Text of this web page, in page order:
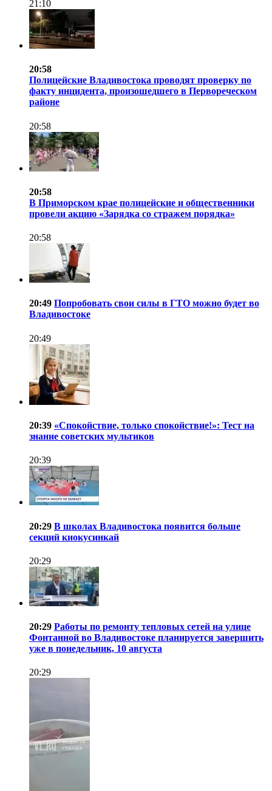
21:10
20:58
Полицейские Владивостока проводят проверку по
факту инцидента, произошедшего в Первореческом
районе
20:58
20:58
В Приморском крае полицейские и общественники
провели акцию «Зарядка со стражем порядка»
20:58
20:49 Попробовать свои силы в ГТО можно будет во
Владивостоке
20:49
20:39 «Спокойствие, только спокойствие!»: Тест на
знание советских мультиков
20:39
20:29 В школах Владивостока появится больше
секций киокусинкай
20:29
20:29 Работы по ремонту тепловых сетей на улице
Фонтанной во Владивостоке планируется завершить
уже в понедельник, 10 августа
20:29